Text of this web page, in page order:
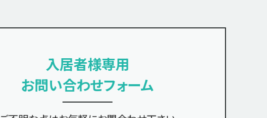
入居者様専用
お問い合わせフォーム